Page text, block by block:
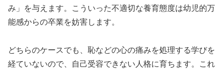
み」を与えます。こういった不適切な養育態度は幼児的万
能感からの卒業を妨害します。
どちらのケースでも、恥などの心の痛みを処理する学びを
経ていないので、自己受容できない人格に育ちます。これ